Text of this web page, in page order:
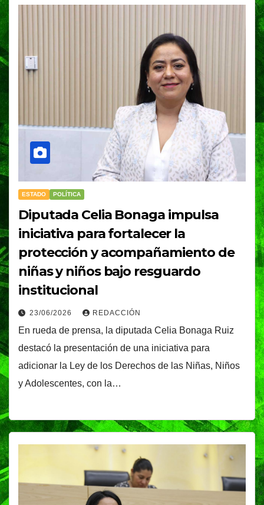
ESTADO POLÍTICA
Diputada Celia Bonaga impulsa
iniciativa para fortalecer la
protección y acompañamiento de
niñas y niños bajo resguardo
institucional
23/06/2026 REDACCIÓN
En rueda de prensa, la diputada Celia Bonaga Ruiz
destacó la presentación de una iniciativa para
adicionar la Ley de los Derechos de las Niñas, Niños
y Adolescentes, con la…